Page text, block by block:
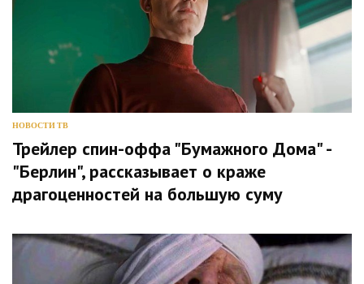
НОВОСТИ ТВ
Трейлер спин-оффа "Бумажного Дома" -
"Берлин", рассказывает о краже
драгоценностей на большую суму